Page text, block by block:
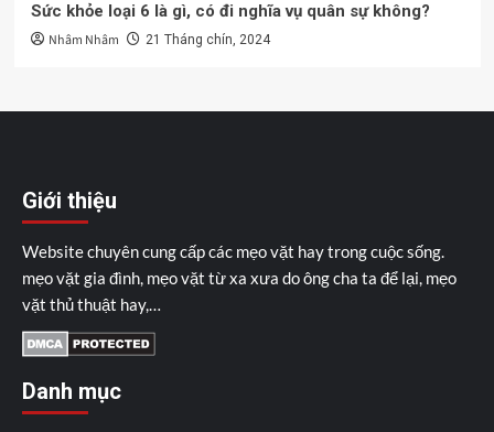
Sức khỏe loại 6 là gì, có đi nghĩa vụ quân sự không?
Nhâm Nhâm 21 Tháng chín, 2024
Giới thiệu
Website chuyên cung cấp các mẹo vặt hay trong cuộc sống.
mẹo vặt gia đình, mẹo vặt từ xa xưa do ông cha ta để lại, mẹo
vặt thủ thuật hay,…
Danh mục